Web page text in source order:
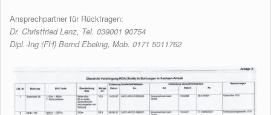
Ansprechpartner für Rückfragen:
Dr. Christfried Lenz, Tel. 039001 90754
Dipl.-Ing (FH) Bernd Ebeling, Mob. 0171 5011762